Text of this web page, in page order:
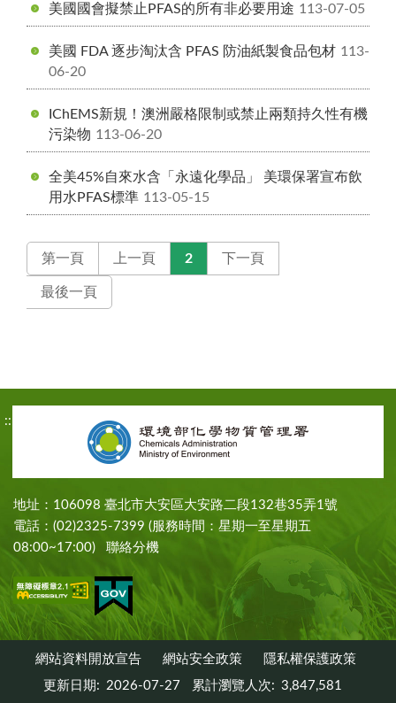
美國國會擬禁止PFAS的所有非必要用途 113-07-05
美國 FDA 逐步淘汰含 PFAS 防油紙製食品包材 113-
06-20
IChEMS新規！澳洲嚴格限制或禁止兩類持久性有機
污染物 113-06-20
全美45%自來水含「永遠化學品」 美環保署宣布飲
用水PFAS標準 113-05-15
第一頁 上一頁 2 下一頁
最後一頁
:::
地址：106098 臺北市大安區大安路二段132巷35弄1號
電話：(02)2325-7399 (服務時間：星期一至星期五
08:00~17:00) 聯絡分機
網站資料開放宣告 網站安全政策 隱私權保護政策
更新日期: 2026-07-27 累計瀏覽人次: 3,847,581